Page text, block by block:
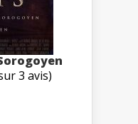
3 avis)